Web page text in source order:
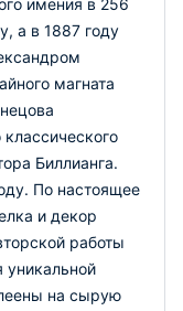
имения в 256
а в 1887 году
магната
Биллианга.
По настоящее
и декор
работы
на сырую